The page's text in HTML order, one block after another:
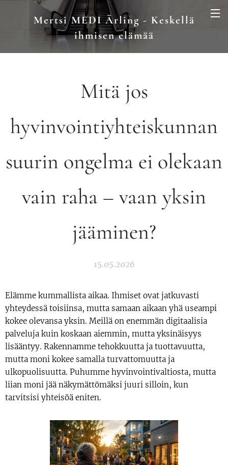
Mertsi MEDI Ärling - Keskellä
ihmisen elämää
Mitä jos
hyvinvointiyhteiskunnan
suurin ongelma ei olekaan
vain raha – vaan yksin
jääminen?
15.05.2026
Elämme kummallista aikaa. Ihmiset ovat jatkuvasti
yhteydessä toisiinsa, mutta samaan aikaan yhä useampi
kokee olevansa yksin. Meillä on enemmän digitaalisia
palveluja kuin koskaan aiemmin, mutta yksinäisyys
lisääntyy. Rakennamme tehokkuutta ja tuottavuutta,
mutta moni kokee samalla turvattomuutta ja
ulkopuolisuutta. Puhumme hyvinvointivaltiosta, mutta
liian moni jää näkymättömäksi juuri silloin, kun
tarvitsisi yhteisöä eniten.